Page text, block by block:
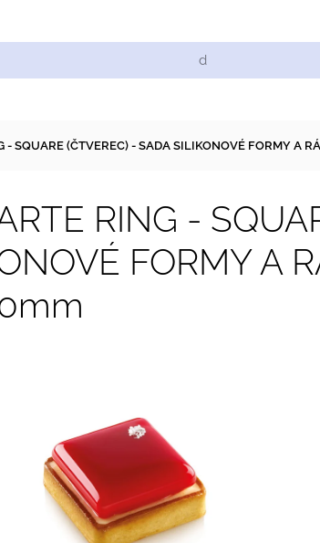
- SQUARE (ČTVEREC) - SADA SILIKONOVÉ FORMY A
RING -
FORMY A